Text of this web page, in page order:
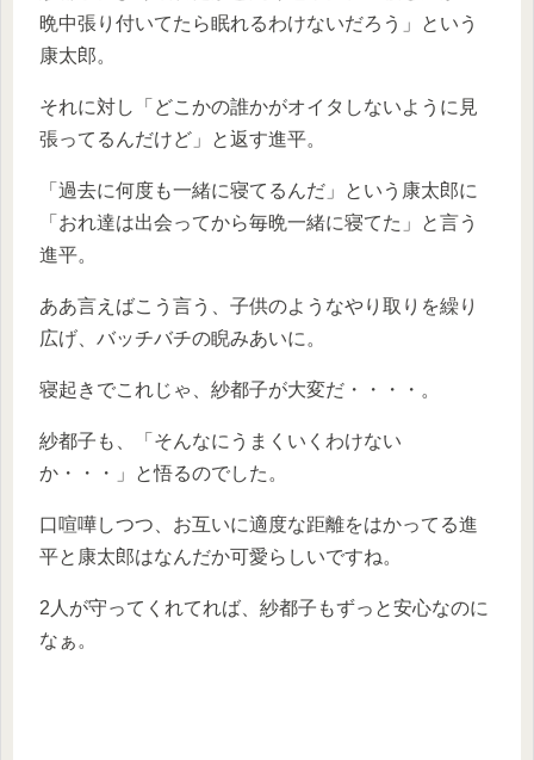
晩中張り付いてたら眠れるわけないだろう」という
康太郎。
それに対し「どこかの誰かがオイタしないように見
張ってるんだけど」と返す進平。
「過去に何度も一緒に寝てるんだ」という康太郎に
「おれ達は出会ってから毎晩一緒に寝てた」と言う
進平。
ああ言えばこう言う、子供のようなやり取りを繰り
広げ、バッチバチの睨みあいに。
寝起きでこれじゃ、紗都子が大変だ・・・・。
紗都子も、「そんなにうまくいくわけない
か・・・」と悟るのでした。
口喧嘩しつつ、お互いに適度な距離をはかってる進
平と康太郎はなんだか可愛らしいですね。
2人が守ってくれてれば、紗都子もずっと安心なのに
なぁ。